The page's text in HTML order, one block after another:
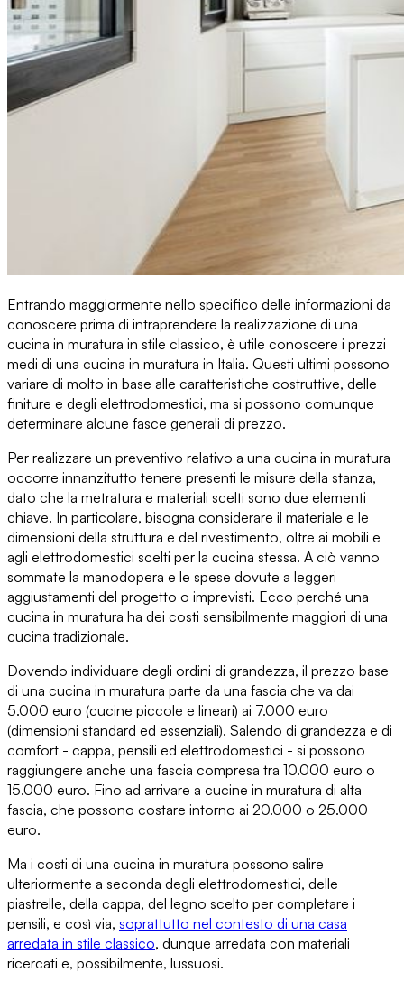
Entrando maggiormente nello specifico delle informazioni da
conoscere prima di intraprendere la realizzazione di una
cucina in muratura in stile classico, è utile conoscere i prezzi
medi di una cucina in muratura in Italia. Questi ultimi possono
variare di molto in base alle caratteristiche costruttive, delle
finiture e degli elettrodomestici, ma si possono comunque
determinare alcune fasce generali di prezzo.
Per realizzare un preventivo relativo a una cucina in muratura
occorre innanzitutto tenere presenti le misure della stanza,
dato che la metratura e materiali scelti sono due elementi
chiave. In particolare, bisogna considerare il materiale e le
dimensioni della struttura e del rivestimento, oltre ai mobili e
agli elettrodomestici scelti per la cucina stessa. A ciò vanno
sommate la manodopera e le spese dovute a leggeri
aggiustamenti del progetto o imprevisti. Ecco perché una
cucina in muratura ha dei costi sensibilmente maggiori di una
cucina tradizionale.
Dovendo individuare degli ordini di grandezza, il prezzo base
di una cucina in muratura parte da una fascia che va dai
5.000 euro (cucine piccole e lineari) ai 7.000 euro
(dimensioni standard ed essenziali). Salendo di grandezza e di
comfort - cappa, pensili ed elettrodomestici - si possono
raggiungere anche una fascia compresa tra 10.000 euro o
15.000 euro. Fino ad arrivare a cucine in muratura di alta
fascia, che possono costare intorno ai 20.000 o 25.000
euro.
Ma i costi di una cucina in muratura possono salire
ulteriormente a seconda degli elettrodomestici, delle
piastrelle, della cappa, del legno scelto per completare i
pensili, e così via, soprattutto nel contesto di una casa
arredata in stile classico, dunque arredata con materiali
ricercati e, possibilmente, lussuosi.